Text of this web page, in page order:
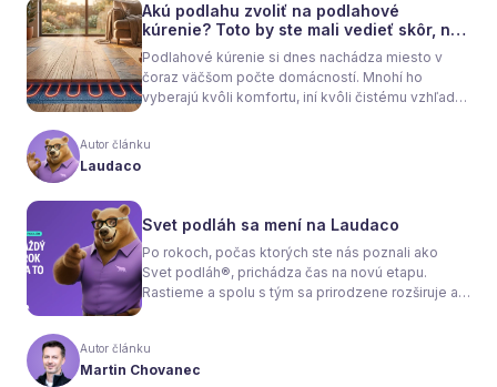
Akú podlahu zvoliť na podlahové
kúrenie? Toto by ste mali vedieť skôr, než
sa rozhodnete
Podlahové kúrenie si dnes nachádza miesto v
čoraz väčšom počte domácností. Mnohí ho
vyberajú kvôli komfortu, iní kvôli čistému vzhľadu
nielen na pocit tepla v miestnosti, ale aj na
spotrebu energie a celkové fungovanie kúrenia.
Autor článku
Laudaco
Svet podláh sa mení na Laudaco
Po rokoch, počas ktorých ste nás poznali ako
Svet podláh®, prichádza čas na novú etapu.
Rastieme a spolu s tým sa prirodzene rozširuje aj
vizuálnou identitou. Naším cieľom je, aby každý
váš krok stál za to.
Autor článku
Martin Chovanec